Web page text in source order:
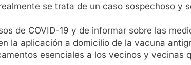
se trata de un caso sospechoso y
de COVID-19 y de informar sobre las
la aplicación a domicilio de la vacuna
esenciales a los vecinos y vecinas